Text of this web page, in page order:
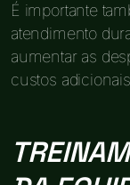
É importante
atendimento
aumentar as
custos